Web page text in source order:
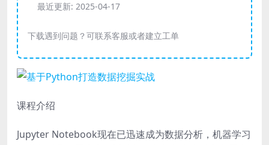
最近更新: 2025-04-17
下载遇到问题？可联系客服或者建立工单
课程介绍
Jupyter Notebook现在已迅速成为数据分析，机器学习